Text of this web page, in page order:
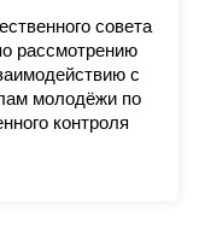
совета
рассмотрению
с
молодёжи по
контроля